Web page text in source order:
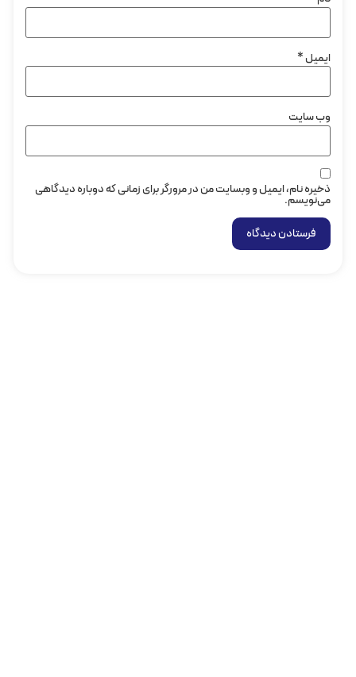
ایمیل*
وب‌ سایت
ذخیره نام، ایمیل و وبسایت من در مرورگر برای زمانی که دوباره دیدگاهی
می‌نویسم.